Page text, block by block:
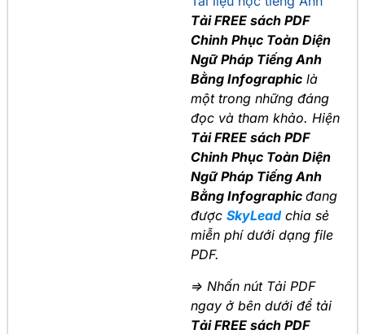
Tải FREE sách PDF
Chinh Phục Toàn Diện
Ngữ Pháp Tiếng Anh
Bằng Infographic là
một trong những đáng
đọc và tham khảo. Hiện
Tải FREE sách PDF
Chinh Phục Toàn Diện
Ngữ Pháp Tiếng Anh
Bằng Infographic đang
được SkyLeadchia sẻ
miễn phí dưới dạng file
PDF.
=> Nhấn nút Tải PDF
ngay ở bên dưới để tải
Tải FREE sách PDF